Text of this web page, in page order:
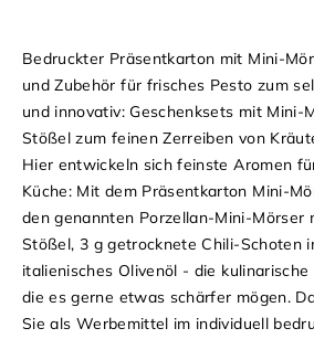
Bedruckter Präsentkarton mit Mini-
und Zubehör für frisches Pesto zum
und innovativ: Geschenksets mit Mini-
Stößel zum feinen Zerreiben von
Hier entwickeln sich feinste Aromen
Küche: Mit dem Präsentkarton Mini-
den genannten Porzellan-Mini-Mörser
Stößel, 3 g getrocknete Chili-Schoten
italienisches Olivenöl - die kulinarische
die es gerne etwas schärfer mögen.
Sie als Werbemittel im individuell